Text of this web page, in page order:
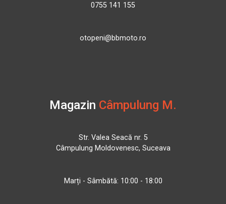
0755 141 155
otopeni@bbmoto.ro
Magazin Câmpulung M.
Str. Valea Seacă nr. 5
Câmpulung Moldovenesc, Suceava
Marți - Sâmbătă: 10:00 - 18:00